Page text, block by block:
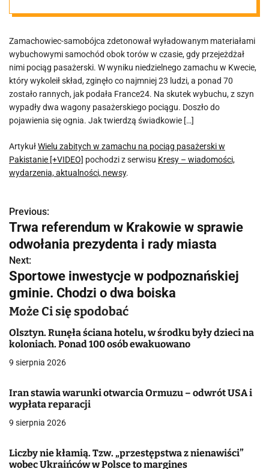
Pakistanie
[+VIDEO]
Zamachowiec-samobójca zdetonował wyładowanym materiałami
wybuchowymi samochód obok torów w czasie, gdy przejeżdżał
nimi pociąg pasażerski. W wyniku niedzielnego zamachu w Kwecie,
który wykoleił skład, zginęło co najmniej 23 ludzi, a ponad 70
zostało rannych, jak podała France24. Na skutek wybuchu, z szyn
wypadły dwa wagony pasażerskiego pociągu. Doszło do
pojawienia się ognia. Jak twierdzą świadkowie […]
ArtykułWielu zabitych w zamachu na pociąg pasażerski w
Pakistanie [+VIDEO] pochodzi z serwisu Kresy – wiadomości,
wydarzenia, aktualności, newsy.
N
a
w
i
g
a
c
a
w
Previous:
Trwa referendum w Krakowie w sprawie
odwołania prezydenta i rady miasta
Next:
Sportowe inwestycje w podpoznańskiej
gminie. Chodzi o dwa boiska
Może Ci się spodobać
Olsztyn. Runęła ściana hotelu, w środku były dzieci na
koloniach. Ponad 100 osób ewakuowano
9 sierpnia 2026
Iran stawia warunki otwarcia Ormuzu – odwrót USA i
wypłata reparacji
9 sierpnia 2026
Liczby nie kłamią. Tzw. „przestępstwa z nienawiści”
wobec Ukraińców w Polsce to margines